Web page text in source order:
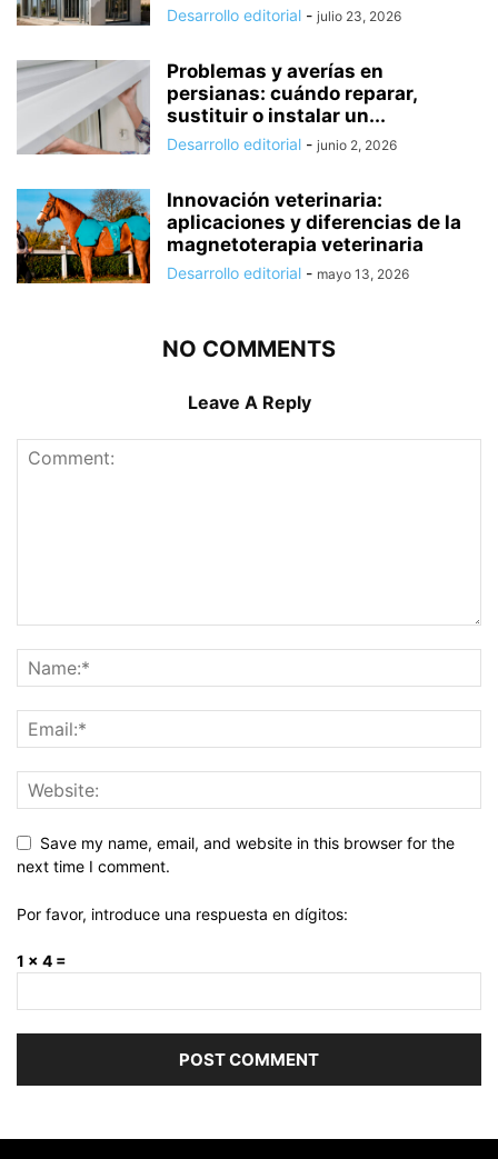
Desarrollo editorial - julio 23, 2026
Problemas y averías en
persianas: cuándo reparar,
sustituir o instalar un...
Desarrollo editorial - junio 2, 2026
Innovación veterinaria:
aplicaciones y diferencias de la
magnetoterapia veterinaria
Desarrollo editorial - mayo 13, 2026
NO COMMENTS
Leave A Reply
Save my name, email, and website in this browser for the
next time I comment.
Por favor, introduce una respuesta en dígitos:
1 × 4 =